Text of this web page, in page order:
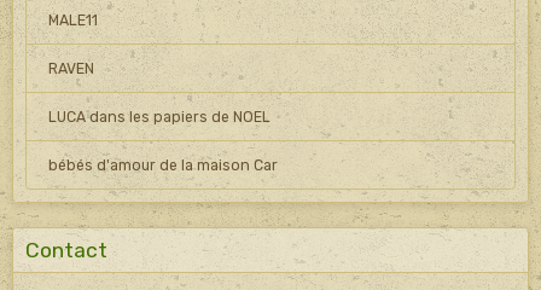
MALE11
RAVEN
LUCA dans les papiers de NOEL
bébés d'amour de la maison Car
Contact